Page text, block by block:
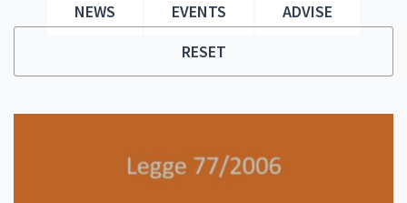
NEWS EVENTS
ADVISE
RESET